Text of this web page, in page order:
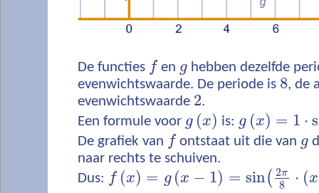
De functies f en g hebben dezelfde
evenwichtswaarde. De periode is 8, de
evenwichtswaarde 2.
Een formule voor g (x) is: g (x) = 1 ⋅
De grafiek van f ontstaat uit die van g
naar rechts te schuiven.
Dus: f (x) = g (x − 1) = sin( 2π
8 ⋅ (x